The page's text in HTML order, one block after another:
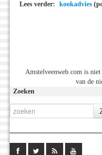
Lees verder: kookadvies
Amstelveenweb.com is
van de
Zoeken